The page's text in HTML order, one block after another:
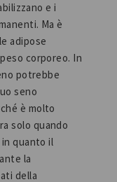
e i
Ma è
adipose
corporeo. In
potrebbe
seno
è molto
solo quando
quanto il
la
della